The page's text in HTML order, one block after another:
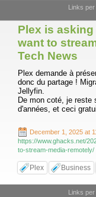
Links per
Plex is
want to
Tech News
Plex demande à
donc du partage !
Jellyfin.
De mon coté, je reste
d'années, et ceci
December 1, 2025 at
https://www.ghacks.net/
to-stream-media-remotely/
Plex Business
Links per